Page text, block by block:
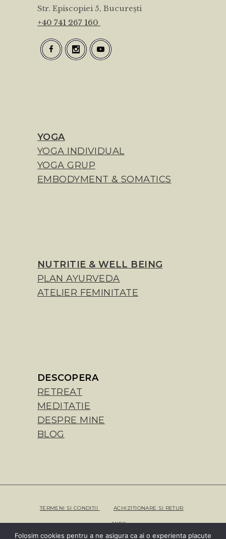
Str. Episcopiei 5, București
+40 741 267 160
YOGA
YOGA INDIVIDUAL
YOGA GRUP
EMBODYMENT & SOMATICS
NUTRITIE & WELL BEING
PLAN AYURVEDA
ATELIER FEMINITATE
DESCOPERA
RETREAT
MEDITATIE
DESPRE MINE
BLOG
TERMENI SI CONDITII ACHIZITIONARE SI RETUR
ANPC
Folosim cookies pentru a ne asigura ca ai o experienta placute